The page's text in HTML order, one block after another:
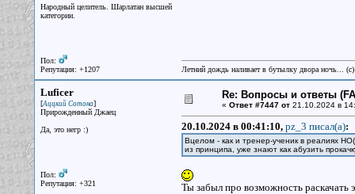
Народный целитель. Шарлатан высшей
категории.
Пол:
Репутация: +1207
Летний дождь наливает в бутылку двора ночь...
Luficer
[Аццкий Сотона]
Прирожденный Джаец
Да, это негр :)
Пол:
Репутация: +321
Re: Вопросы и ответы
« Ответ #7447 от21.10.2024 в
20.10.2024 в 00:41:10, pz_3 писал(a):
Вцелом - как и тренер-ученик в реалиях
из принципа, уже знают как абузить
Ты забыл про возможность раскачать